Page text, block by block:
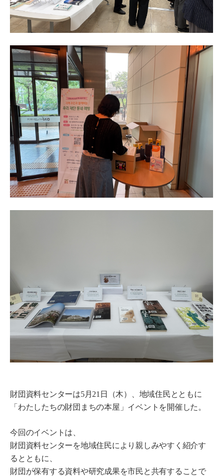
財団資料センターは5月21日（木）、地域住民とともに
「わたしたちの財団まちの本屋」イベントを開催した。
今回のイベントは、
財団資料センターを地域住民により親しみやすく紹介す
るとともに、
財団が保有する資料や研究成果を市民と共有することで